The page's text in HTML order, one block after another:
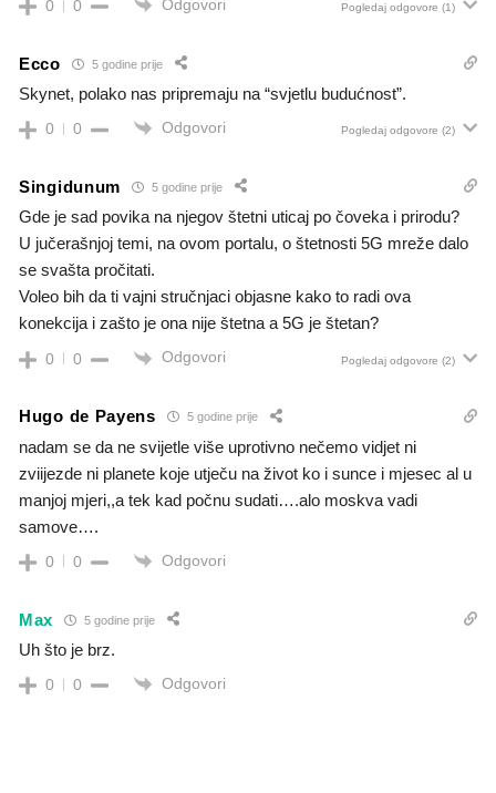
0 0 Odgovori Pogledaj odgovore (1)
Ecco 5 godine prije
Skynet, polako nas pripremaju na “svjetlu budućnost”.
0 0 Odgovori Pogledaj odgovore (2)
Singidunum 5 godine prije
Gde je sad povika na njegov štetni uticaj po čoveka i prirodu?
U jučerašnjoj temi, na ovom portalu, o štetnosti 5G mreže dalo
se svašta pročitati.
Voleo bih da ti vajni stručnjaci objasne kako to radi ova
konekcija i zašto je ona nije štetna a 5G je štetan?
0 0 Odgovori Pogledaj odgovore (2)
Hugo de Payens 5 godine prije
nadam se da ne svijetle više uprotivno nečemo vidjet ni
zviijezde ni planete koje utječu na život ko i sunce i mjesec al u
manjoj mjeri,,a tek kad počnu sudati….alo moskva vadi
samove….
0 0 Odgovori
Max 5 godine prije
Uh što je brz.
0 0 Odgovori